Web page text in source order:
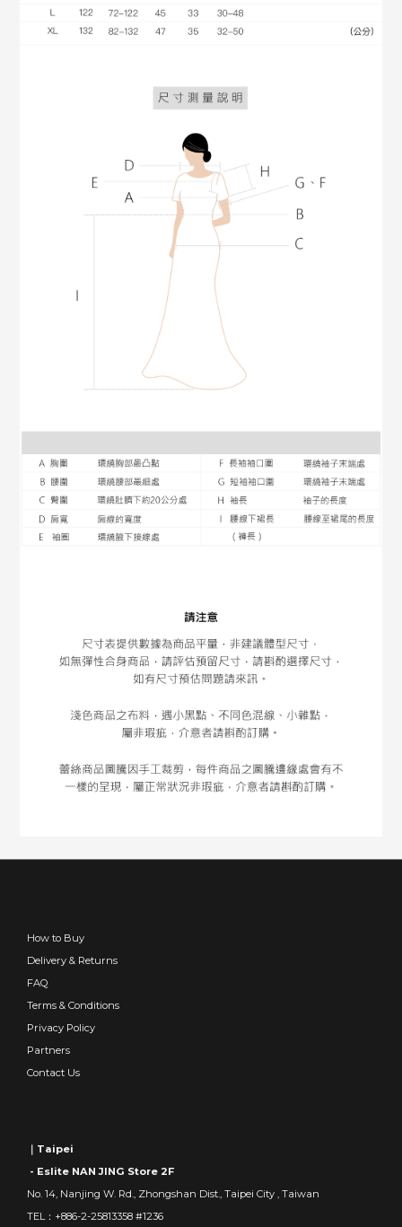
How to Buy
Delivery & Returns
FAQ
Terms & Conditions
Privacy Policy
Partners
Contact Us
｜Taipei
- Eslite NAN JING Store 2F
No. 14, Nanjing W. Rd., Zhongshan Dist., Taipei City , Taiwan
TEL：+886-2-25813358 #1236